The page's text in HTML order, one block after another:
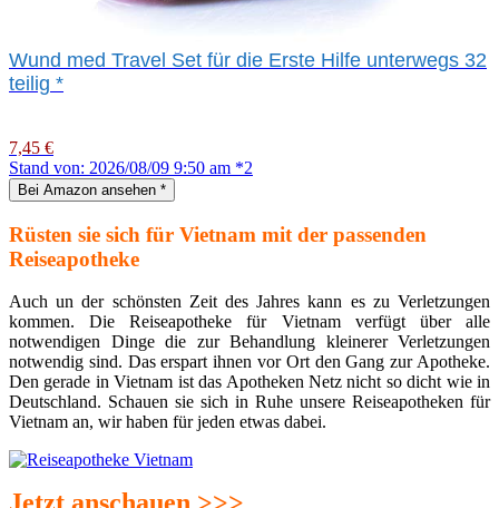
Wund med Travel Set für die Erste Hilfe unterwegs 32
teilig *
7,45 €
Stand von: 2026/08/09 9:50 am *2
Bei Amazon ansehen *
Rüsten sie sich für Vietnam mit der passenden
Reiseapotheke
Auch un der schönsten Zeit des Jahres kann es zu Verletzungen
kommen. Die Reiseapotheke für Vietnam verfügt über alle
notwendigen Dinge die zur Behandlung kleinerer Verletzungen
notwendig sind. Das erspart ihnen vor Ort den Gang zur Apotheke.
Den gerade in Vietnam ist das Apotheken Netz nicht so dicht wie in
Deutschland. Schauen sie sich in Ruhe unsere Reiseapotheken für
Vietnam an, wir haben für jeden etwas dabei.